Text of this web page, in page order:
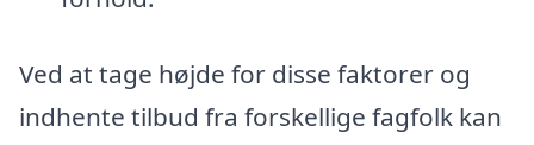
Ved at tage højde for disse faktorer og
indhente tilbud fra forskellige fagfolk kan